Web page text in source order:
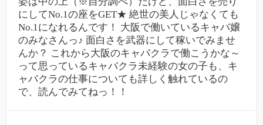
にしてNo.1の座をGET★ 絶世の美人じゃなくても
No.1になれるんです！ 大阪で働いているキャバ嬢
のみなさんっ♪ 面白さを武器にして稼いでみませ
んか？ これから大阪のキャバクラで働こうかな～
って思っているキャバクラ未経験の女の子も、キ
ャバクラの仕事についても詳しく触れているの
で、読んでみてねっ！！